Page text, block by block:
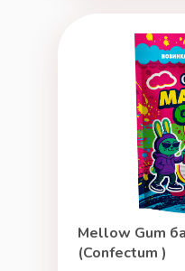
Mellow Gum
(Confectum )